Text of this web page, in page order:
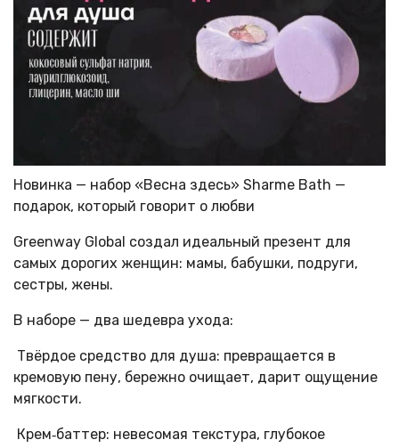
Новинка — набор «Весна здесь» Sharme Bath —
подарок, который говорит о любви
Greenway Global создал идеальный презент для
самых дорогих женщин: мамы, бабушки, подруги,
сестры, жены.
В наборе — два шедевра ухода:
Твёрдое средство для душа: превращается в
кремовую пену, бережно очищает, дарит ощущение
мягкости.
Крем‑баттер: невесомая текстура, глубокое